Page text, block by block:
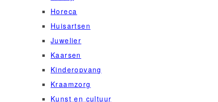
Horeca
Huisartsen
Juwelier
Kaarsen
Kinderopvang
Kraamzorg
Kunst en cultuur